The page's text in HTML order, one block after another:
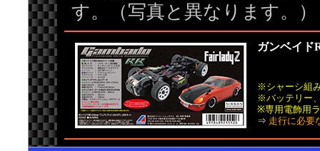
す。（写真と異なります。）
ガンベイド
※シャーシ組
※バッテリー
※専用電飾用
⇒ 走行に必要